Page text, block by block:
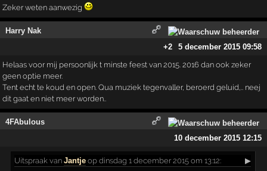
Zeker weten aanwezig
Harry Nak
+2
5 december 2015 09:58
Helaas voor mij persoonlijk t minste feest van 2015. 2016 dan ook zeker
geen optie meer.
Tent echt te koud en open. Qua muziek tegenvaller, beroerd geluid,.. neej
dit gaat en niet meer worden..
4FAbulous
10 december 2015 12:15
Uitspraak vanJantje op dinsdag 1 december 2015 om 13:12:
▶